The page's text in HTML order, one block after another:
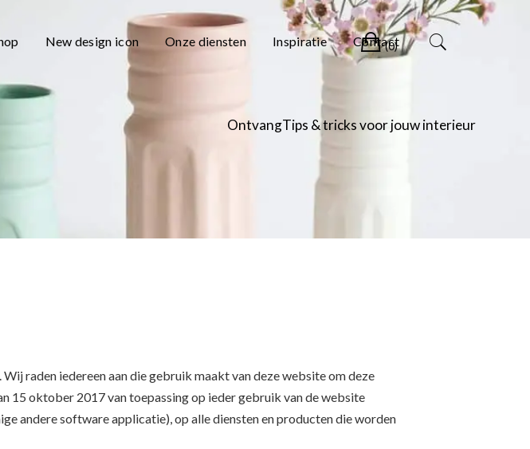
New design icon Onze diensten Inspiratie ContactWinkelwagen
(0)
OntvangTips & tricks voor jouw interieur
raden iedereen aan die gebruik maakt van deze website om deze
15 oktober 2017 van toepassing op ieder gebruik van de website
andere software applicatie), op alle diensten en producten die worden